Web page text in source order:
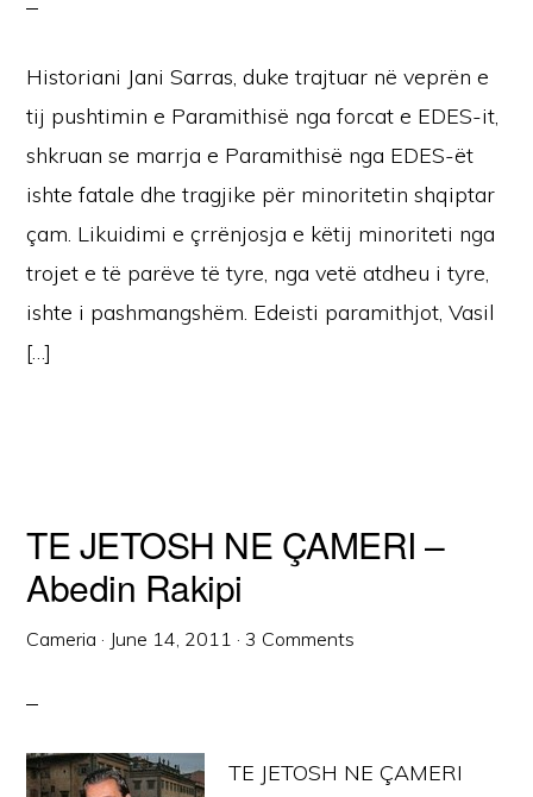
Historiani Jani Sarras, duke trajtuar në veprën e
tij pushtimin e Paramithisë nga forcat e EDES-it,
shkruan se marrja e Paramithisë nga EDES-ët
ishte fatale dhe tragjike për minoritetin shqiptar
çam. Likuidimi e çrrënjosja e këtij minoriteti nga
trojet e të parëve të tyre, nga vetë atdheu i tyre,
ishte i pashmangshëm. Edeisti paramithjot, Vasil
[…]
TE JETOSH NE ÇAMERI –
Abedin Rakipi
Cameria · June 14, 2011 · 3 Comments
TE JETOSH NE ÇAMERI